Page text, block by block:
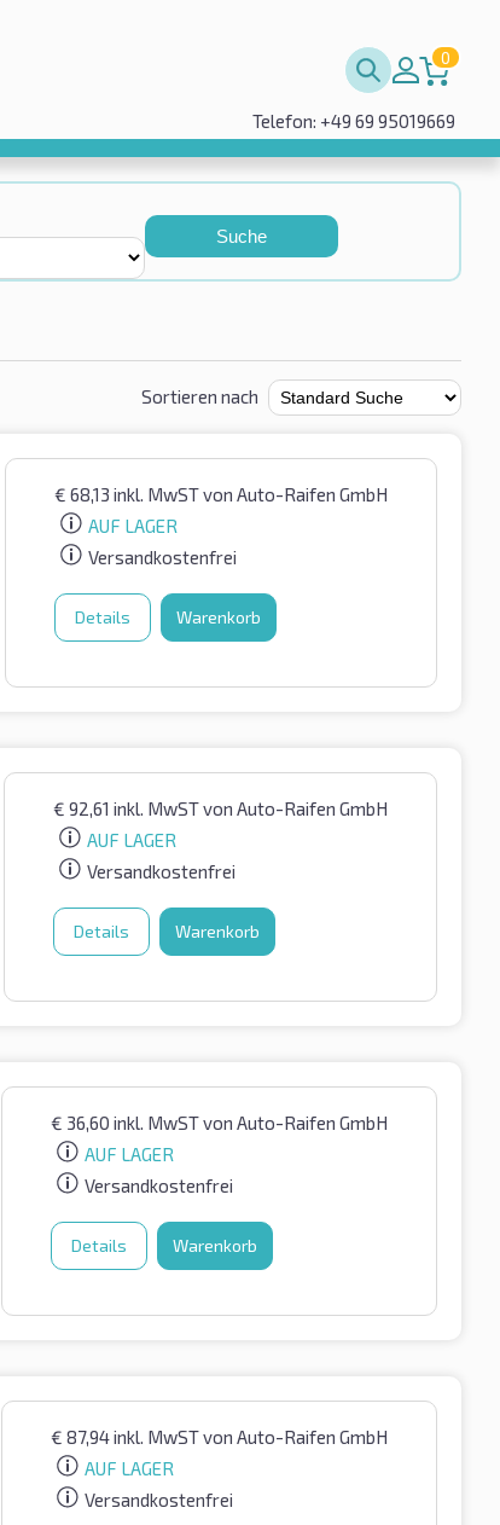
0
Telefon: +49 69 95019669
Suche
Sortieren nach
€ 68,13 inkl. MwSTvon Auto-Raifen GmbH
AUF LAGER
Versandkostenfrei
Details Warenkorb
€ 92,61 inkl. MwSTvon Auto-Raifen GmbH
AUF LAGER
Versandkostenfrei
Details Warenkorb
€ 36,60 inkl. MwSTvon Auto-Raifen GmbH
AUF LAGER
Versandkostenfrei
Details Warenkorb
€ 87,94inkl. MwSTvon Auto-Raifen GmbH
AUF LAGER
Versandkostenfrei